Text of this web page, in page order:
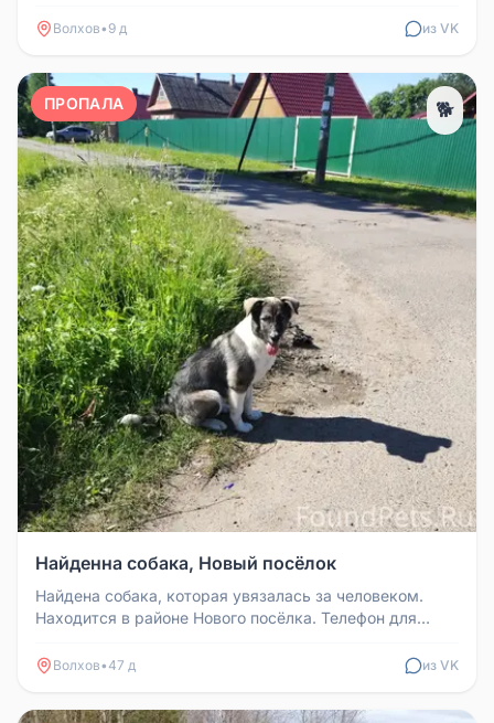
Волхов• 9 д из VK
ПРОПАЛА 🐕
Найденна собака, Новый посёлок
Найдена собака, которая увязалась за человеком.
Находится в районе Нового посёлка. Телефон для
Волхов•47 д из VK